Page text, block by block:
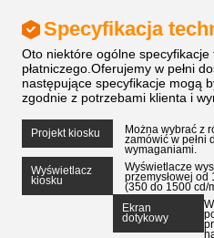
Specyfikacja
Oto niektóre ogólne
płatniczego.Oferujemy w pełni
następujące specyfikacje mogą
zgodnie z potrzebami klienta i
Projekt kiosku Można wybrać z
zamówić w pełni
wymaganiami.
Wyświetlacz
kiosku
Wyświetlacze
przemysłowej od
(350 do 1500 cd/
Ekran
dotykowy